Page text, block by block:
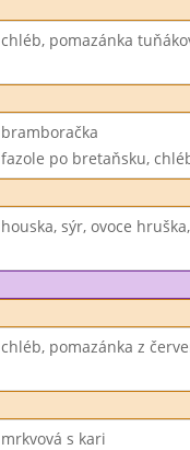
chléb, pomazánka
bramboračka
fazole po bretaňsku,
houska, sýr, ovoce
chléb, pomazánka z
mrkvová s kari